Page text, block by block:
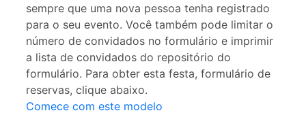
sempre que uma nova pessoa tenha registrado
para o seu evento. Você também pode limitar o
número de convidados no formulário e imprimir
a lista de convidados do repositório do
formulário. Para obter esta festa, formulário de
reservas, clique abaixo.
Comece com este modelo